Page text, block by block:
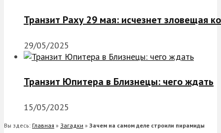
Транзит Раху 29 мая: исчезнет зловещая
29/05/2025
Транзит Юпитера в Близнецы: чего ждать
15/05/2025
Вы здесь: Главная » Загадки » Зачем на самом деле строили пирамиды